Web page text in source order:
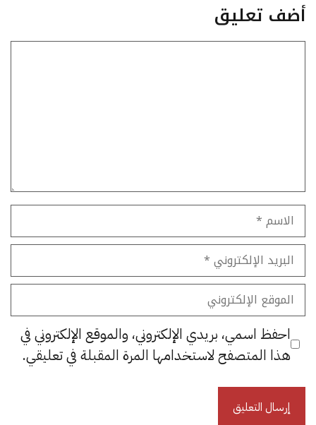
أضف تعليق
الاسم
البريد
الإلكتروني
الموقع
الإلكتروني
احفظ اسمي، بريدي الإلكتروني، والموقع الإلكتروني في
هذا المتصفح لاستخدامها المرة المقبلة في تعليقي.